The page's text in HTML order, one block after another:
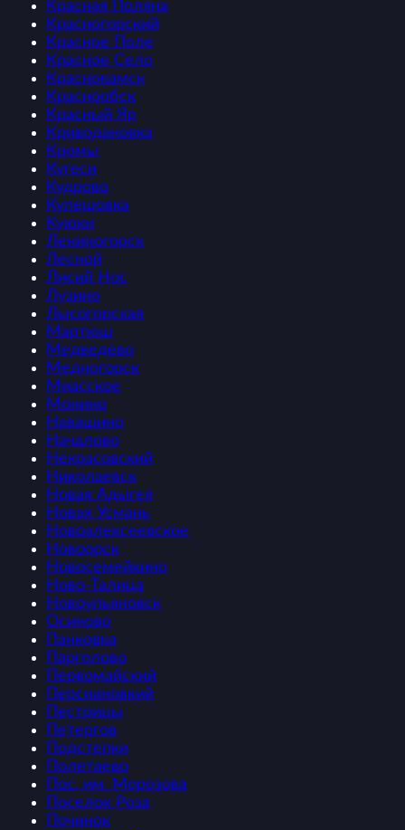
Красная Поляна
Красногорский
Красное Поле
Красное Село
Краснокамск
Краснообск
Красный Яр
Криводановка
Кромы
Кугеси
Кудрово
Кулешовка
Куюки
Лениногорск
Лесной
Лисий Нос
Лузино
Лысогорская
Мартюш
Медведево
Медногорск
Миасское
Монино
Навашино
Началово
Некрасовский
Николаевск
Новая Адыгея
Новая Усмань
Новоалексеевское
Новоорск
Новосемейкино
Ново-Талица
Новоульяновск
Осиново
Панковка
Парголово
Первомайский
Персиановкий
Пестрицы
Петергов
Подстепки
Полетаево
Пос. им. Морозова
Поселок Роза
Починок